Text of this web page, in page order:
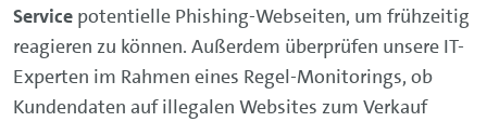
Service potentielle Phishing-Webseiten, um frühzeitig
reagieren zu können. Außerdem überprüfen unsere IT-
Experten im Rahmen eines Regel-Monitorings, ob
Kundendaten auf illegalen Websites zum Verkauf